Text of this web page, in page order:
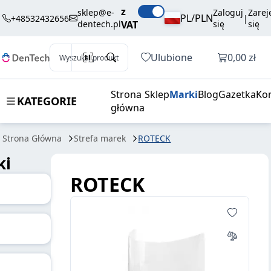
+48532432656
sklep@e-
dentech.pl
z
VAT
PL/PLNZaloguj
się
|się
Wyszukaj produkt Ulubione Otwórz
0,00 zł
KATEGORIE
Strona
główna
SklepMarkiBlogGazetka
Strona Główna Strefa marek ROTECK
ROTECK